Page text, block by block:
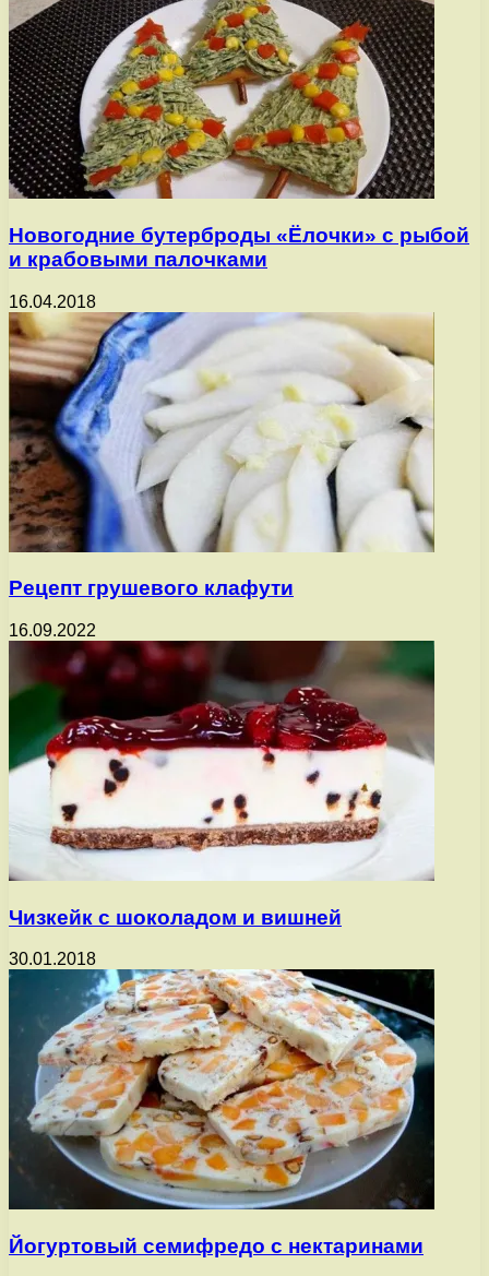
Новогодние бутерброды «Ёлочки» с рыбой
и крабовыми палочками
16.04.2018
Рецепт грушевого клафути
16.09.2022
Чизкейк с шоколадом и вишней
30.01.2018
Йогуртовый семифредо с нектаринами